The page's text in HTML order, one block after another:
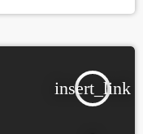
insert_link